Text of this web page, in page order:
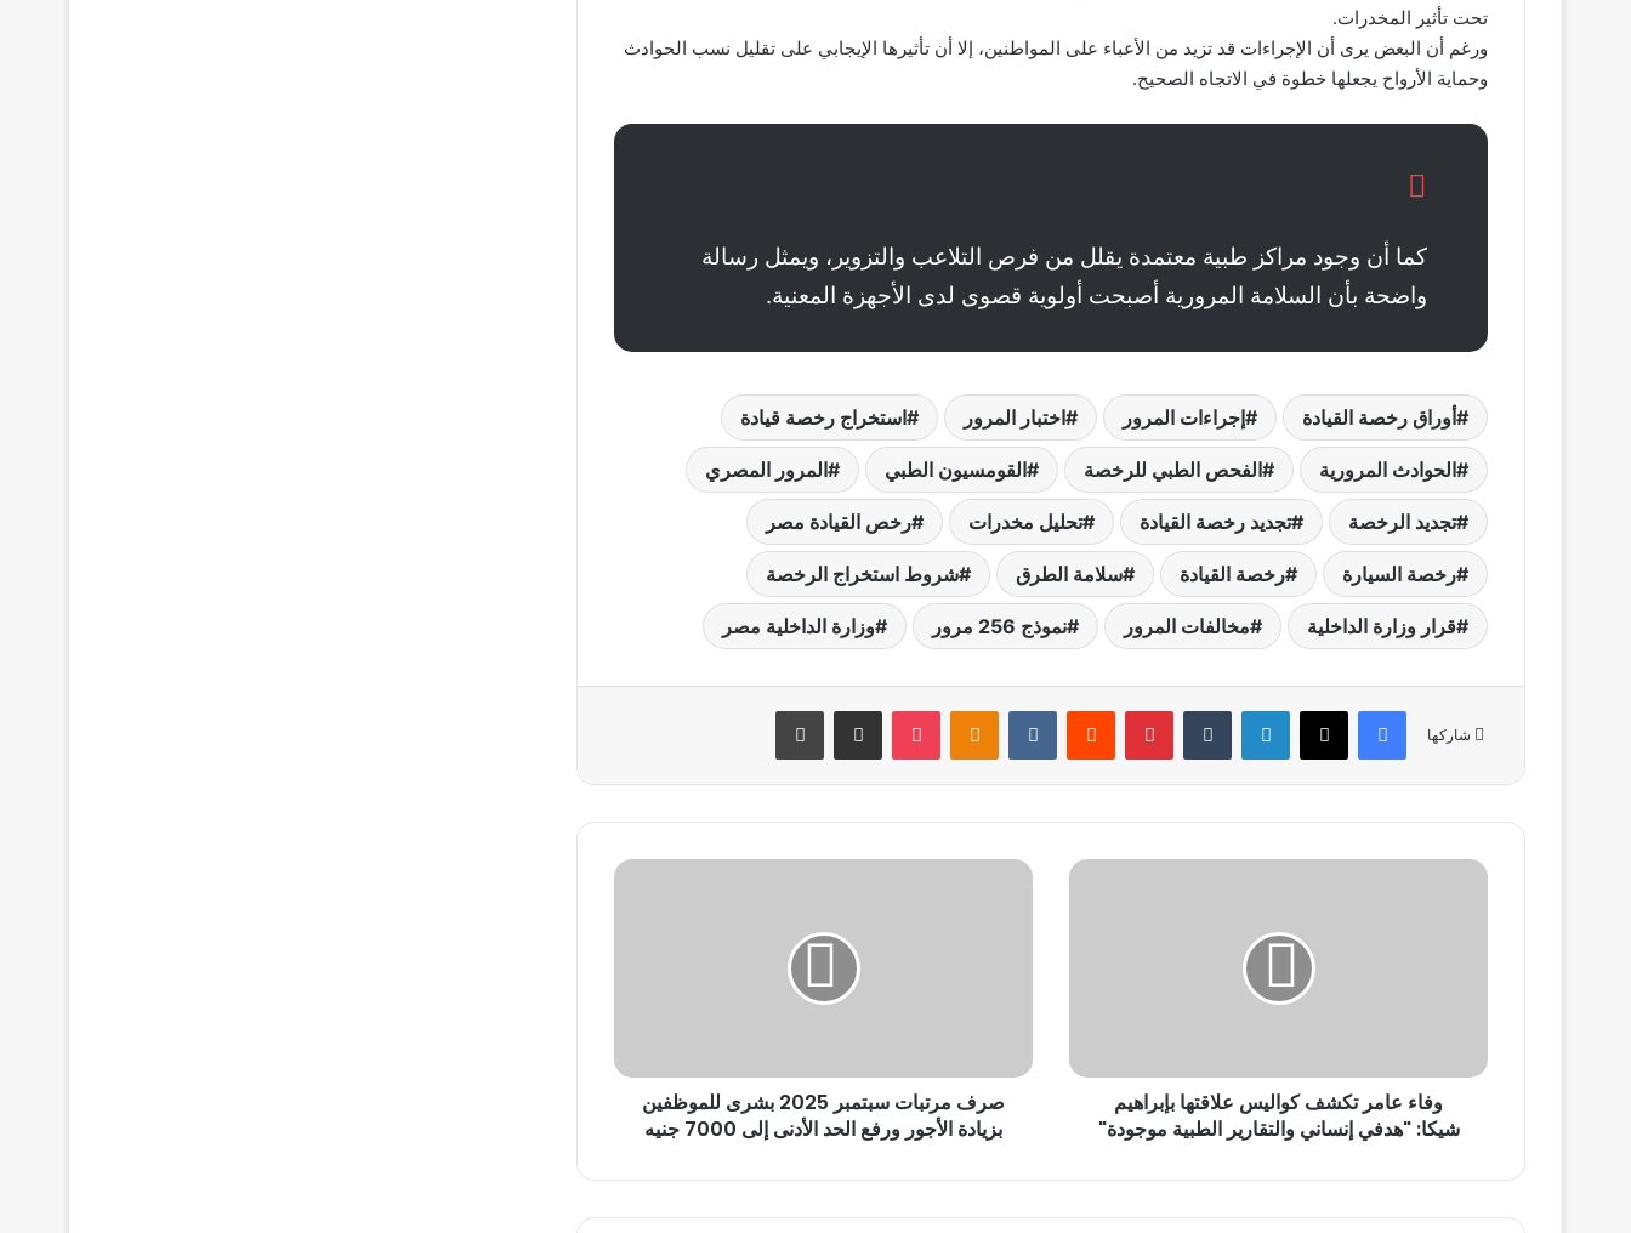
تحت تأثير المخدرات.
ورغم أن البعض يرى أن الإجراءات قد تزيد من الأعباء على المواطنين، إلا أن تأثيرها الإيجابي على تقليل نسب الحوادث
وحماية الأرواح يجعلها خطوة في الاتجاه الصحيح.
كما أن وجود مراكز طبية معتمدة يقلل من فرص التلاعب والتزوير، ويمثل رسالة
واضحة بأن السلامة المرورية أصبحت أولوية قصوى لدى الأجهزة المعنية.
أوراق رخصة القيادة إجراءات المرور اختبار المرور استخراج رخصة قيادة
الحوادث المرورية الفحص الطبي للرخصة القومسيون الطبي المرور المصري
تجديد الرخصة تجديد رخصة القيادة تحليل مخدرات رخص القيادة مصر
رخصة السيارة رخصة القيادة سلامة الطرق شروط استخراج الرخصة
قرار وزارة الداخلية مخالفات المرور نموذج 256 مرور وزارة الداخلية مصر
شاركها
فيسبوك ‫X لينكدإن بينتيريست Odnoklassniki
‫Pocket مشاركة عبر البريد طباعة
وفاء
إنساني
والتقارير
الطبية
وفاء عامر تكشف كواليس علاقتها بإبراهيم
شيكا: "هدفي إنساني والتقارير الطبية موجودة"
صرف
ورفع
الأدنى
7000
صرف مرتبات سبتمبر 2025 بشرى للموظفين
بزيادة الأجور ورفع الحد الأدنى إلى 7000 جنيه